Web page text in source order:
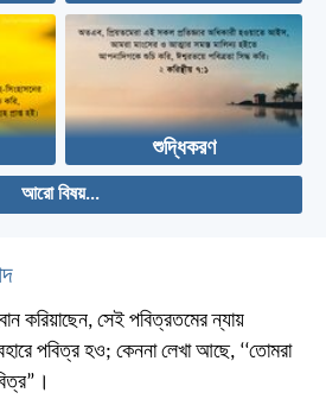
শুদ্ধিকরণ
আরো বিষয়...
করিয়াছেন, সেই পবিত্রতমের ন্যায়
পবিত্র হও; কেননা লেখা আছে, ‘‘তোমরা